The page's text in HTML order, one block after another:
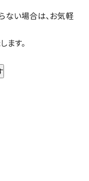
ない場合は、お気軽
ます。